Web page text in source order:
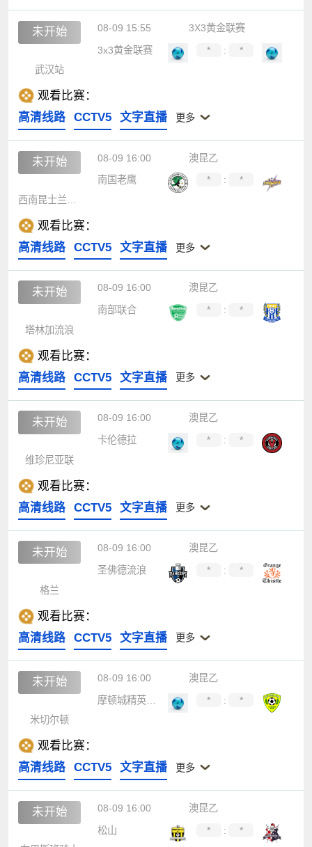
未开始 08-09 15:55
3X3黄金联赛
3x3黄金联赛
* :
*
武汉站
观看比赛：
高清线路
CCTV5 文字直播 更多
未开始 08-09 16:00
澳昆乙
南国老鹰
* :
*
观看比赛：
高清线路
CCTV5 文字直播 更多
未开始 08-09 16:00
澳昆乙
南部联合
* :
*
塔林加流浪
观看比赛：
高清线路
CCTV5 文字直播 更多
未开始 08-09 16:00
澳昆乙
卡伦德拉
* :
*
维珍尼亚联
观看比赛：
高清线路
CCTV5 文字直播 更多
未开始 08-09 16:00
澳昆乙
圣佛德流浪
* :
*
格兰
观看比赛：
高清线路
CCTV5 文字直播 更多
未开始 08-09 16:00
澳昆乙
摩顿城精英后备队
* :
*
米切尔顿
观看比赛：
高清线路
CCTV5 文字直播 更多
未开始 08-09 16:00
澳昆乙
松山
* :
*